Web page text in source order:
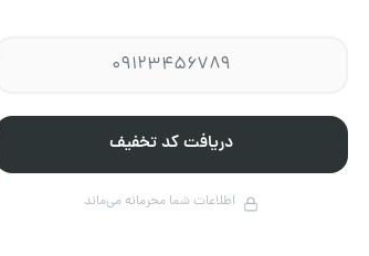
دریافت کد تخفیف
اطلاعات شما محرمانه می‌ماند